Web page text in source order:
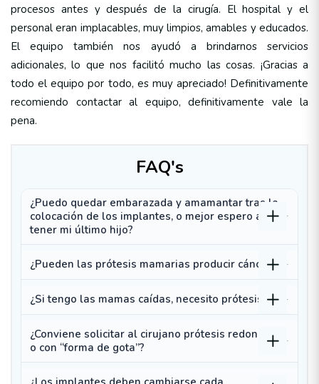
procesos antes y después de la cirugía. El hospital y el
personal eran implacables, muy limpios, amables y educados.
El equipo también nos ayudó a brindarnos servicios
adicionales, lo que nos facilitó mucho las cosas. ¡Gracias a
todo el equipo por todo, es muy apreciado! Definitivamente
recomiendo contactar al equipo, definitivamente vale la
pena.
FAQ's
¿Puedo quedar embarazada y amamantar tras la
colocación de los implantes, o mejor espero a
tener mi último hijo?
¿Pueden las prótesis mamarias producir cáncer?
¿Si tengo las mamas caídas, necesito prótesis?
¿Conviene solicitar al cirujano prótesis redondas
o con “forma de gota”?